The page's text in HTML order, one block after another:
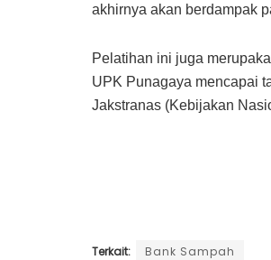
akhirnya akan berdampak
Pelatihan ini juga
UPK Punagaya mencapai
Jakstranas (Kebijakan
Terkait: Bank Sampah